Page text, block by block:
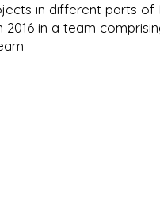
in different parts of
in a team